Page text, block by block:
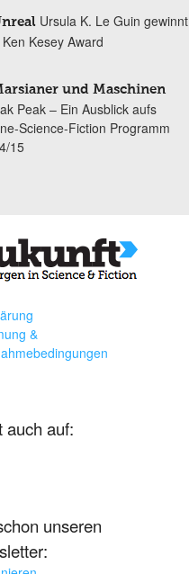
Ursula K. Le Guin gewinnt
Kesey Award
und Maschinen
Peak – Ein Ausblick aufs
Science-Fiction Programm
15
&
auch auf:
unseren